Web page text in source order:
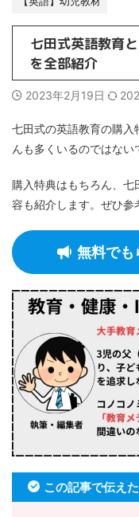
七田式英語教育
を全部紹介
2023年2月19日
七田式の英語教育の購入
んも多くいるのではない
購入特典はもちろん、七
容も紹介します。ぜひ参
無料でも
この記事で伝え